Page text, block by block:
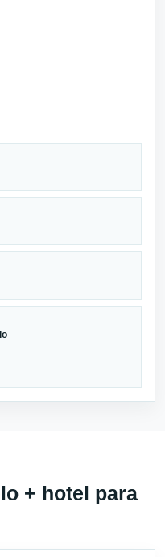
+ hotel para